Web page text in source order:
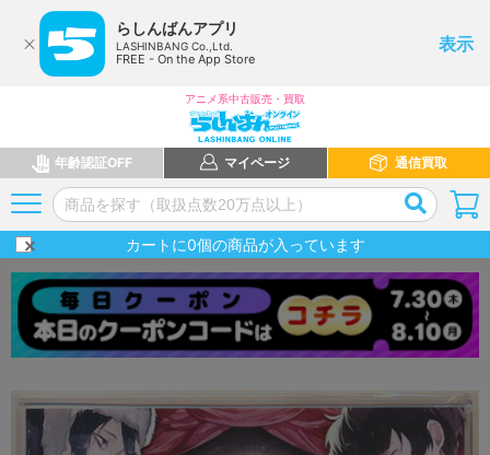
らしんばんアプリ
LASHINBANG Co.,Ltd.
FREE - On the App Store
表示
アニメ系中古販売・買取
年齢認証OFF マイページ 通信買取
カートに0個の商品が入っています